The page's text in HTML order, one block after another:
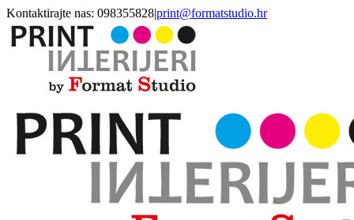
Skip
to
content
Kontaktirajte nas: 098355828|print@formatstudio.hr